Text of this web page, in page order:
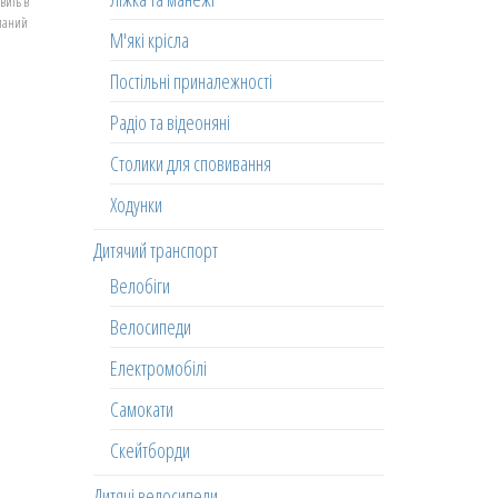
М'які крісла
Постільні приналежності
Радіо та відеоняні
Столики для сповивання
Ходунки
Дитячий транспорт
Велобіги
Велосипеди
Електромобілі
Самокати
Скейтборди